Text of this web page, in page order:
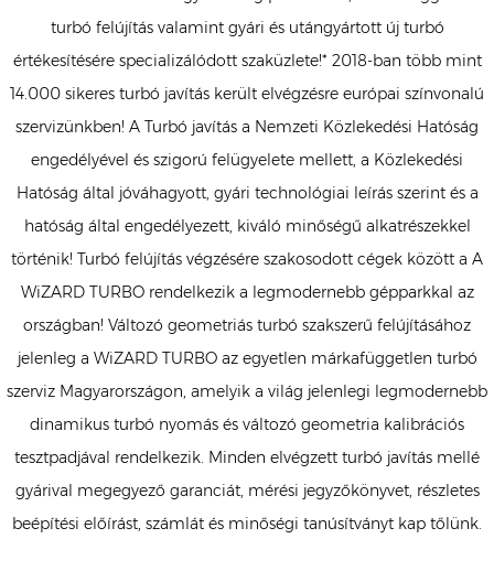
turbó felújítás valamint gyári és utángyártott új turbó
értékesítésére specializálódott szaküzlete!* 2018-ban több mint
14.000 sikeres turbó javítás került elvégzésre európai színvonalú
szervizünkben! A Turbó javítás a Nemzeti Közlekedési Hatóság
engedélyével és szigorú felügyelete mellett, a Közlekedési
Hatóság által jóváhagyott, gyári technológiai leírás szerint és a
hatóság által engedélyezett, kiváló minőségű alkatrészekkel
történik! Turbó felújítás végzésére szakosodott cégek között a A
WiZARD TURBO rendelkezik a legmodernebb gépparkkal az
országban! Változó geometriás turbó szakszerű felújításához
jelenleg a WiZARD TURBO az egyetlen márkafüggetlen turbó
szerviz Magyarországon, amelyik a világ jelenlegi legmodernebb
dinamikus turbó nyomás és változó geometria kalibrációs
tesztpadjával rendelkezik. Minden elvégzett turbó javítás mellé
gyárival megegyező garanciát, mérési jegyzőkönyvet, részletes
beépítési előírást, számlát és minőségi tanúsítványt kap tőlünk.